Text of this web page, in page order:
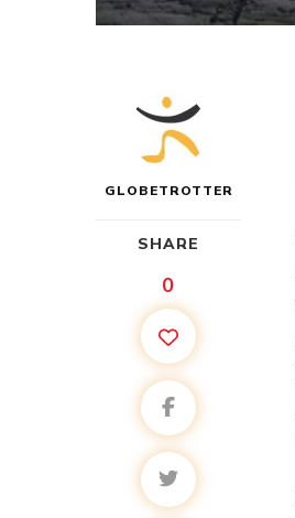
GLOBETROTTER
SHARE
0